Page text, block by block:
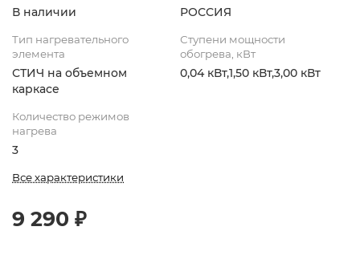
В наличии РОССИЯ
Тип нагревательного
элемента
СТИЧ на объемном
каркасе
Ступени мощности
обогрева, кВт
0,04 кВт,1,50 кВт,3,00 кВт
Количество режимов
нагрева
3
Все характеристики
9 290 ₽